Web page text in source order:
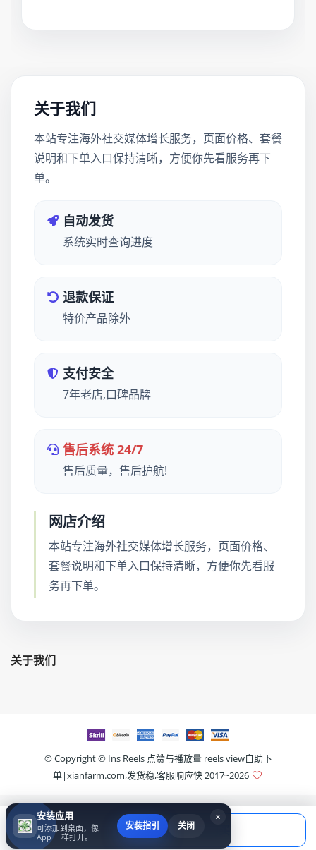
当前应付
￥0.00 填写账号后购买
关于我们
本站专注海外社交媒体增长服务，页面价格、套餐
说明和下单入口保持清晰，方便你先看服务再下
单。
自动发货
系统实时查询进度
退款保证
特价产品除外
支付安全
7年老店,口碑品牌
售后系统 24/7
售后质量，售后护航!
网店介绍
本站专注海外社交媒体增长服务，页面价格、
套餐说明和下单入口保持清晰，方便你先看服
务再下单。
关于我们
© Copyright © Ins Reels 点赞与播放量 reels view自助下
单|xianfarm.com,发货稳,客服响应快2017~2026
×
安装应用
可添加到桌面，像
App 一样打开。
安装指引 关闭